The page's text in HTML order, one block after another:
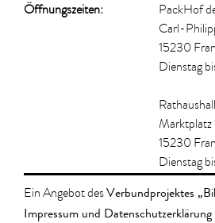
Öffnungszeiten:
PackHof
Carl-
15230
Dienstag
Marktplatz
15230
Dienstag
Ein Angebot desVerbundprojektes
Impressum und Datenschutzerklärung